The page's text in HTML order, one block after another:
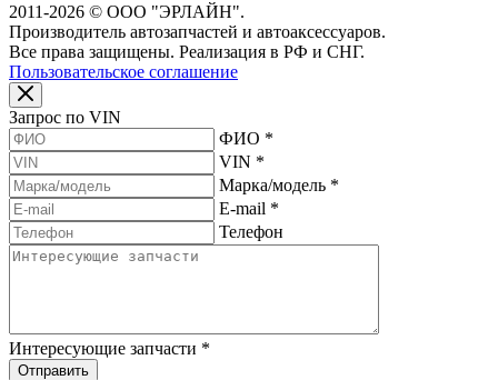
2011-2026 © ООО "ЭРЛАЙН".
Производитель автозапчастей и автоаксессуаров.
Все права защищены. Реализация в РФ и СНГ.
Пользовательское соглашение
Запрос по VIN
ФИО *
VIN *
Марка/модель *
E-mail *
Телефон
Интересующие запчасти *